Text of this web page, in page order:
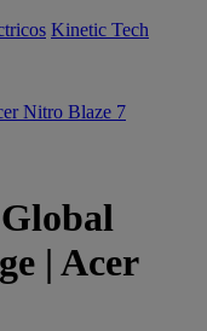
Kinetic Tech
Nitro Blaze 7
| Acer